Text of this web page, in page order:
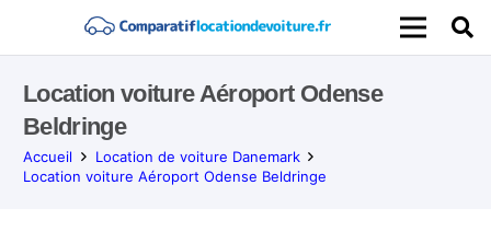
Location voiture Aéroport Odense
Beldringe
Accueil
Location de voiture Danemark
Location voiture Aéroport Odense Beldringe